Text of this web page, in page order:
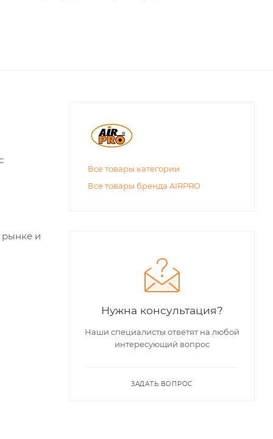
рынке и
Все товары категории
Все товары бренда AIRPRO
Нужна консультация?
Наши специалисты ответят на любой
интересующий вопрос
ЗАДАТЬ ВОПРОС